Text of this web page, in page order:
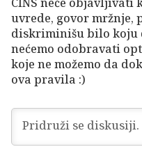
uvrede, govor
diskriminišu bilo koju
nećemo odobravati
koje ne možemo da
ova pravila :)